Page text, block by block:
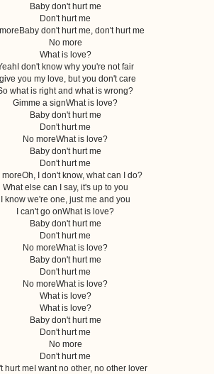
Baby don't hurt me
Don't hurt me
don't hurt me, don't hurt me
No more
What is love?
don't know why you're not fair
you my love, but you don't care
what is right and what is wrong?
Gimme a signWhat is love?
Baby don't hurt me
Don't hurt me
No moreWhat is love?
Baby don't hurt me
Don't hurt me
moreOh, I don't know, what can I do?
What else can I say, it's up to you
I know we're one, just me and you
I can't go onWhat is love?
Baby don't hurt me
Don't hurt me
No moreWhat is love?
Baby don't hurt me
Don't hurt me
No moreWhat is love?
What is love?
What is love?
Baby don't hurt me
Don't hurt me
No more
Don't hurt me
hurt meI want no other, no other lover